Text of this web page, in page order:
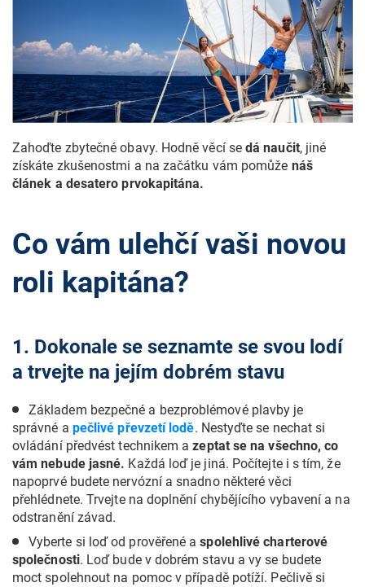
Zahoďte zbytečné obavy. Hodně věcí sedá naučit, jiné
získáte zkušenostmi a na začátku vám pomůže náš
článek a desatero prvokapitána.
Co vám ulehčí vaši novou
roli kapitána?
1. Dokonale se seznamte se svou lodí
a trvejte na jejím dobrém stavu
Základem bezpečné a bezproblémové plavby je
správné a pečlivé převzetí lodě. Nestyďte se nechat si
ovládání předvést technikem azeptat se na všechno, co
vám nebude jasné. Každá loď je jiná. Počítejte i s tím, že
napoprvé budete nervózní a snadno některé věci
přehlédnete. Trvejte na doplnění chybějícího vybavení a na
odstranění závad.
Vyberte si loď od prověřené aspolehlivé charterové
společnosti. Loď bude v dobrém stavu a vy se budete
moct spolehnout na pomoc v případě potíží. Pečlivě si